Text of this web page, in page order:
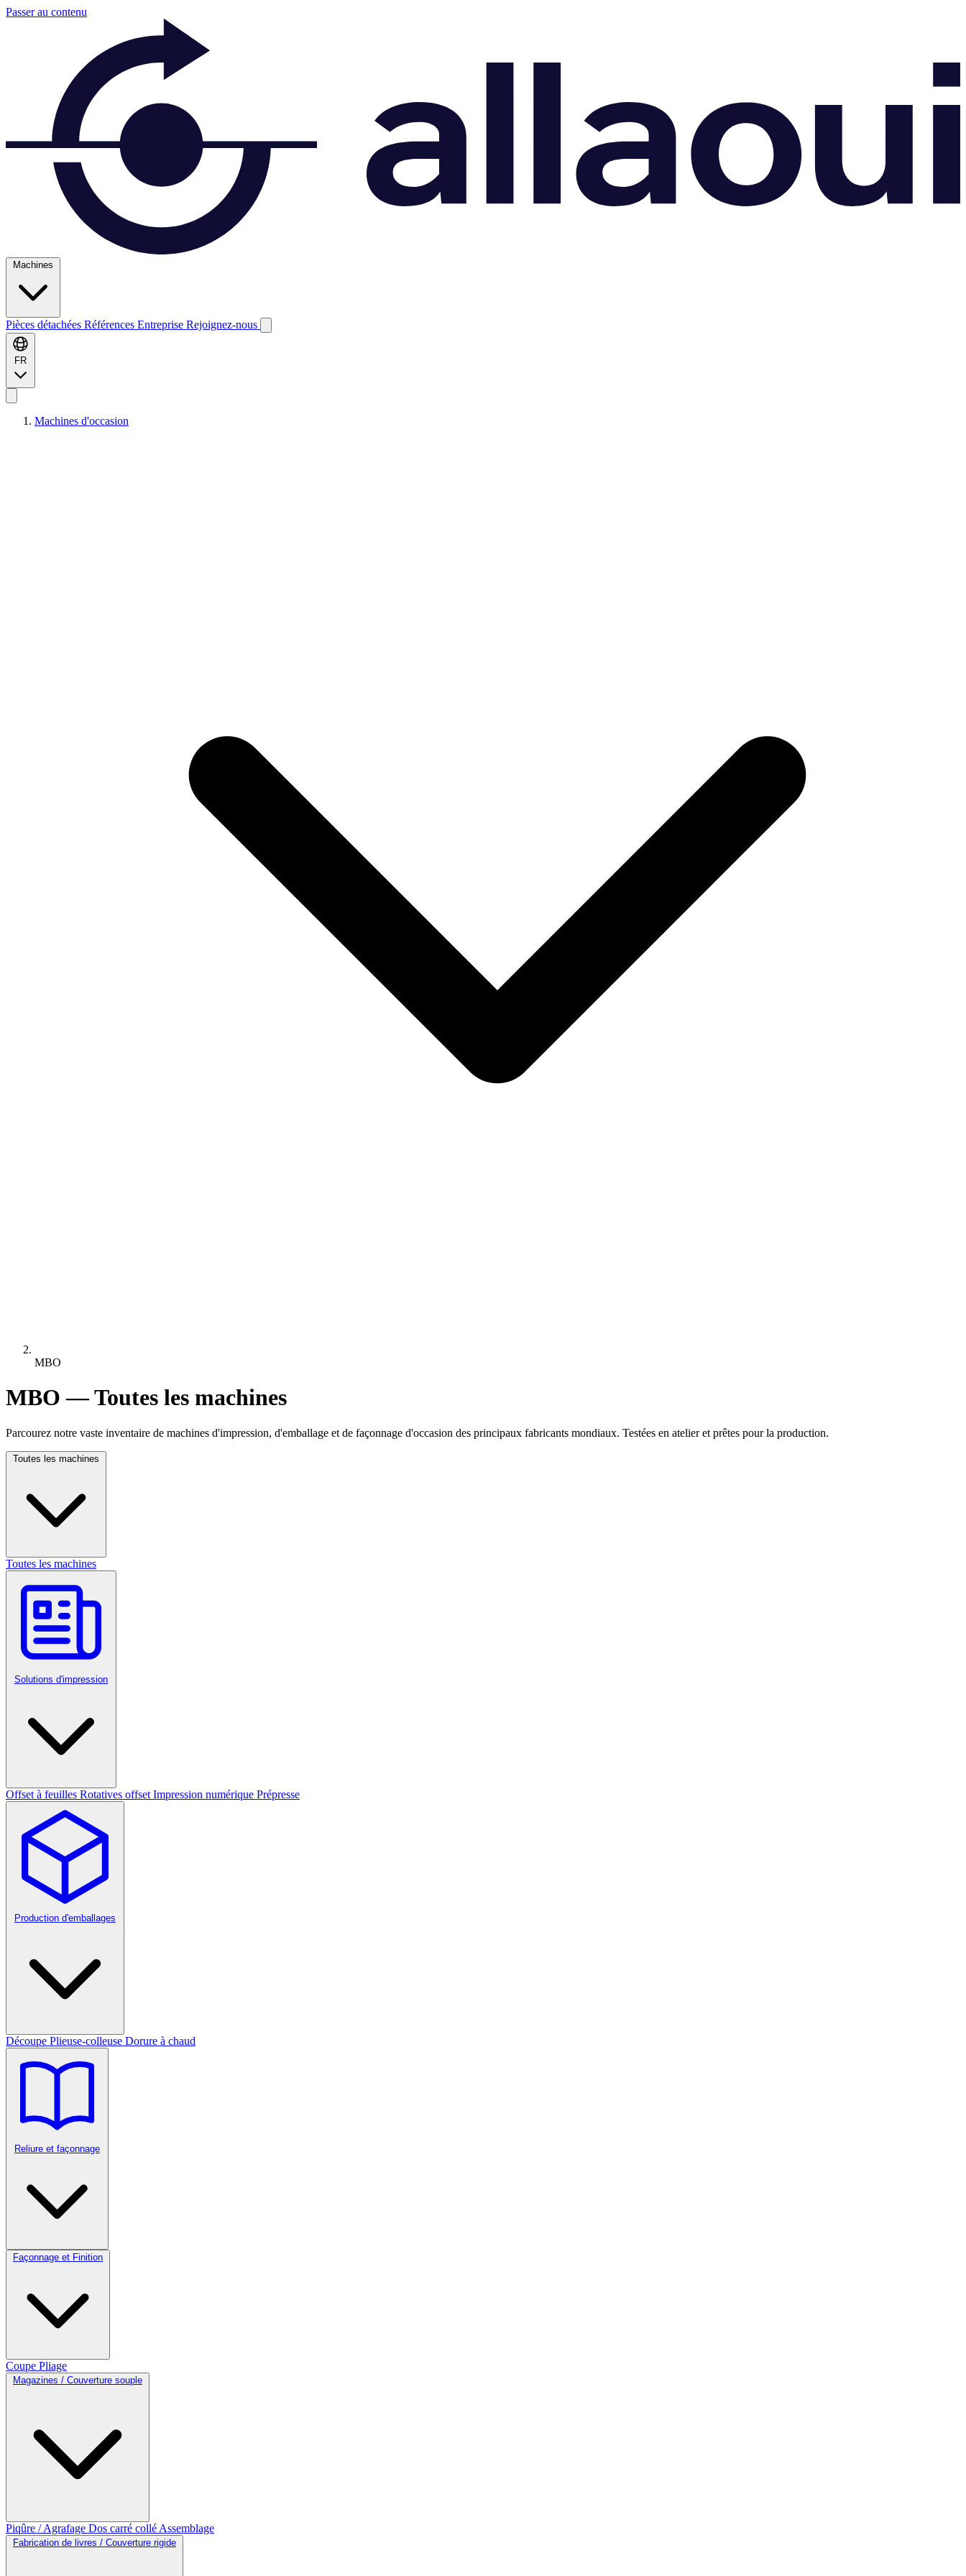
Passer au contenu
Machines
Pièces détachées Références Entreprise Rejoignez-nous
FR
Machines d'occasion
MBO
MBO — Toutes les machines
Parcourez notre vaste inventaire de machines d'impression, d'emballage et de façonnage d'occasion des principaux fabricants mondiaux. Testées en atelier et prêtes pour la production.
Toutes les machines
Toutes les machines
Solutions d'impression
Offset à feuilles Rotatives offset Impression numérique Prépresse
Production d'emballages
Découpe Plieuse-colleuse Dorure à chaud
Reliure et façonnage
Façonnage et Finition
Coupe Pliage
Magazines / Couverture souple
Piqûre / Agrafage Dos carré collé Assemblage
Fabrication de livres / Couverture rigide